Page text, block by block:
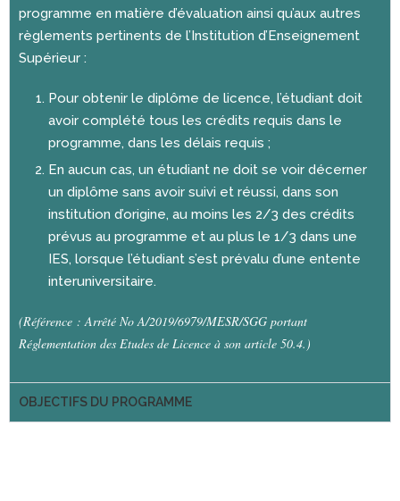
programme en matière d’évaluation ainsi qu’aux autres
règlements pertinents de l’Institution d’Enseignement
Supérieur :
Pour obtenir le diplôme de licence, l’étudiant doit
avoir complété tous les crédits requis dans le
programme, dans les délais requis ;
En aucun cas, un étudiant ne doit se voir décerner
un diplôme sans avoir suivi et réussi, dans son
institution d’origine, au moins les 2/3 des crédits
prévus au programme et au plus le 1/3 dans une
IES, lorsque l’étudiant s’est prévalu d’une entente
interuniversitaire.
(Référence : Arrêté No A/2019/6979/MESR/SGG portant
Réglementation des Etudes de Licence à son article 50.4.)
OBJECTIFS DU PROGRAMME